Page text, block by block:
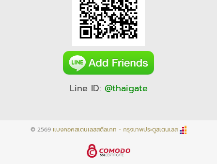
Line ID: @thaigate
© 2569 แบงคอคสเตนเลสสตีลเกท - กรุงเทพประตูสเตนเลส